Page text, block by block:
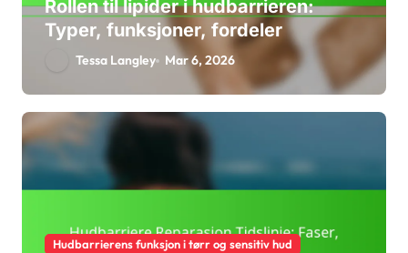
Rollen til lipider i hudbarrieren:
Typer, funksjoner, fordeler
Tessa Langley Mar 6, 2026
Hudbarrierens funksjon i tørr og sensitiv hud